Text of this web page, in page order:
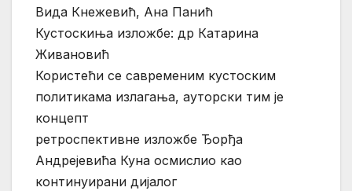
Вида Кнежевић, Ана Панић
Кустоскиња изложбе: др Катарина
Живановић
Користећи се савременим кустоским
политикама излагања, ауторски тим је
концепт
ретроспективне изложбе Ђорђа
Андрејевића Куна осмислио као
континуирани дијалог